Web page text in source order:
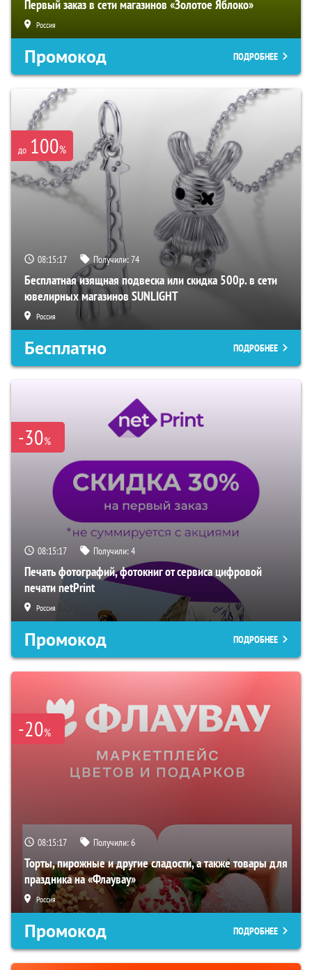
Первый заказ в сети магазинов «Золотое Яблоко»
Россия
Промокод ПОДРОБНЕЕ
до 100%
08:15:16 Получили:74
Бесплатная изящная подвеска или скидка 500р. в сети
ювелирных магазинов SUNLIGHT
Россия
Бесплатно ПОДРОБНЕЕ
-30%
08:15:16 Получили:4
Печать фотографий, фотокниг от сервиса цифровой
печати netPrint
Россия
Промокод ПОДРОБНЕЕ
-20%
08:15:16 Получили:6
Торты, пирожные и другие сладости, а также товары для
праздника на «Флаувау»
Россия
Промокод ПОДРОБНЕЕ